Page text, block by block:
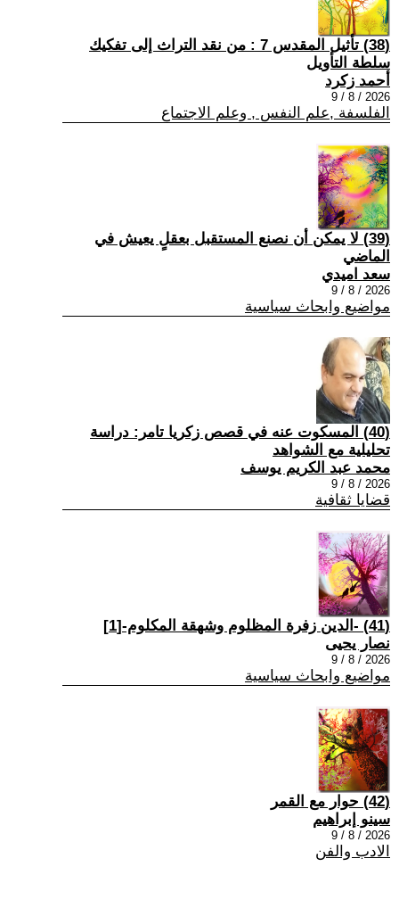
(38) تأثيل المقدس 7 : من نقد التراث إلى تفكيك
سلطة التأويل
أحمد زكرد
2026 / 8 / 9
الفلسفة ,علم النفس , وعلم الاجتماع
(39) لا يمكن أن نصنع المستقبل بعقلٍ يعيش في
الماضي
سعد اميدي
2026 / 8 / 9
مواضيع وابحاث سياسية
(40) المسكوت عنه في قصص زكريا تامر: دراسة
تحليلية مع الشواهد
محمد عبد الكريم يوسف
2026 / 8 / 9
قضايا ثقافية
(41) -الدين زفرة المظلوم وشهقة المكلوم-[1]
نصار يحيى
2026 / 8 / 9
مواضيع وابحاث سياسية
(42) حوار مع القمر
سينو إبراهيم
2026 / 8 / 9
الادب والفن